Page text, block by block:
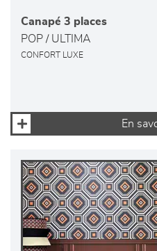
Canapé 3 places
POP / ULTIMA
CONFORT LUXE
En